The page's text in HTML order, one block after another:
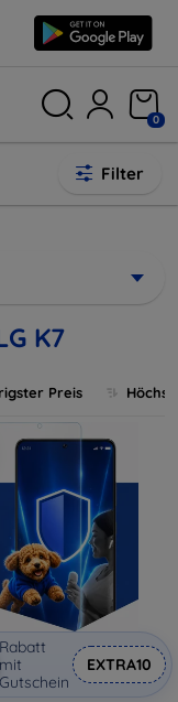
0
Filter
K7
Preis
Rabatt
mit
Gutschein
EXTRA10